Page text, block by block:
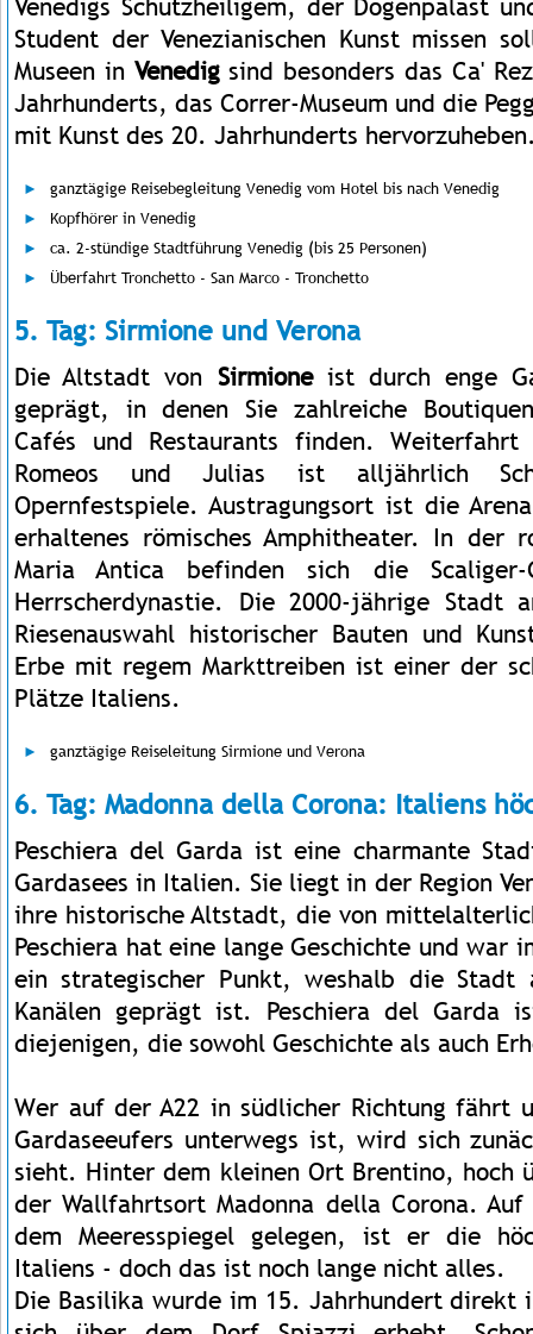
Venedigs Schutzheiligem, der Dogenpalast
Student der Venezianischen Kunst missen
Museen in Venedigsind besonders das Ca'
Jahrhunderts, das Correr-Museum und die
mit Kunst des 20. Jahrhunderts
ganztägige Reisebegleitung Venedig vom Hotel bis nach Venedig
Kopfhörer in Venedig
ca. 2-stündige Stadtführung Venedig (bis 25 Personen)
Überfahrt Tronchetto - San Marco - Tronchetto
5. Tag: Sirmione und Verona
Die Altstadt von Sirmione ist durch enge
geprägt, in denen Sie zahlreiche
Cafés und Restaurants finden.
Romeos und Julias ist alljährlich
Opernfestspiele. Austragungsort ist die
erhaltenes römisches Amphitheater. In der
Maria Antica befinden sich die Scaliger-
Herrscherdynastie. Die 2000-jährige Stadt
Riesenauswahl historischer Bauten und
Erbe mit regem Markttreiben ist einer der
Plätze Italiens.
ganztägige Reiseleitung Sirmione und Verona
6. Tag: Madonna della Corona: Italiens
Peschiera del Garda ist eine charmante
Gardasees in Italien. Sie liegt in der Region
ihre historische Altstadt, die von
Peschiera hat eine lange Geschichte und war
ein strategischer Punkt, weshalb die Stadt
Kanälen geprägt ist. Peschiera del Garda
diejenigen, die sowohl Geschichte als auch
Wer auf der A22 in südlicher Richtung fährt
Gardaseeufers unterwegs ist, wird sich
sieht. Hinter dem kleinen Ort Brentino, hoch
der Wallfahrtsort Madonna della Corona.
dem Meeresspiegel gelegen, ist er die
Italiens - doch das ist noch lange nicht alles.
Die Basilika wurde im 15. Jahrhundert direkt